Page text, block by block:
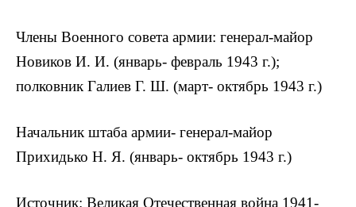
Члены Военного совета армии: гене­рал-майор
Новиков И. И. (январь- фев­раль 1943 г.);
полковник Галиев Г. Ш. (март- октябрь 1943 г.)
Начальник штаба армии- генерал-майор
Прихидько Н. Я. (январь- ок­тябрь 1943 г.)
Источник: Великая Отечественная война 1941-